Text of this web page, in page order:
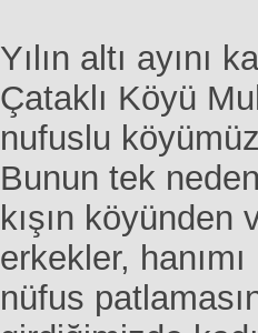
Yılın altı ayını
Çataklı Köyü
nufuslu
Bunun tek
kışın köyünden
erkekler,
nüfus